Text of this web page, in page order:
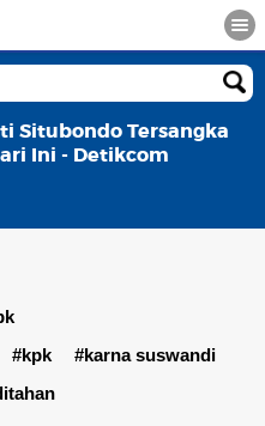
Situbondo Tersangka
Ini - Detikcom
#kpk
#karna suswandi